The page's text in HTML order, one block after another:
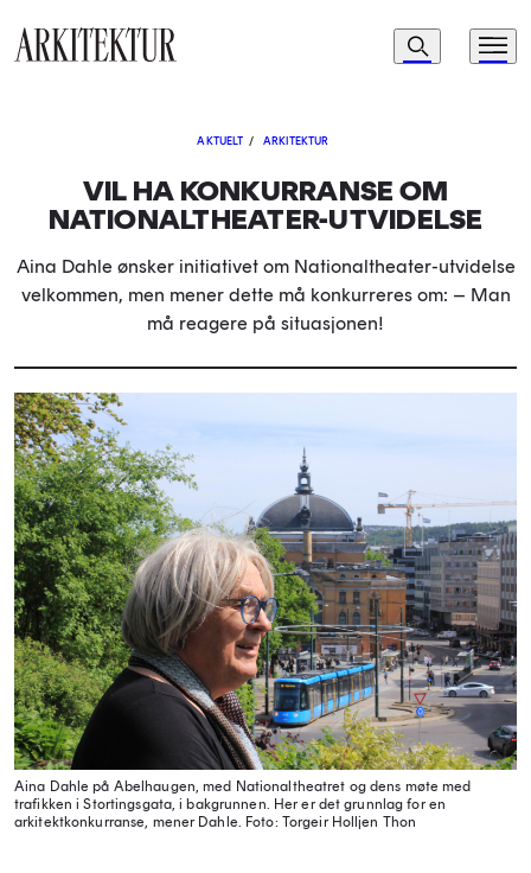
Navigasjon
Søk Meny
AKTUELT / ARKITEKTUR
VIL HA KONKURRANSE OM
NATIONALTHEATER-UTVIDELSE
Aina Dahle ønsker initiativet om Nationaltheater-utvidelse
velkommen, men mener dette må konkurreres om: – Man
må reagere på situasjonen!
Aina Dahle på Abelhaugen, med Nationaltheatret og dens møte med
trafikken i Stortingsgata, i bakgrunnen. Her er det grunnlag for en
arkitektkonkurranse, mener Dahle. Foto: Torgeir Holljen Thon